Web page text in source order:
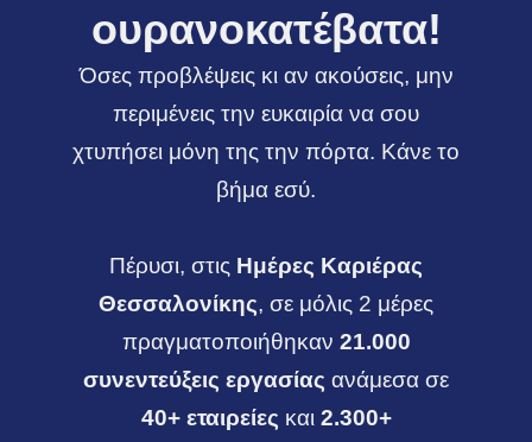
ουρανοκατέβατα!
Όσες προβλέψεις κι αν ακούσεις, μην
περιμένεις την ευκαιρία να σου
χτυπήσει μόνη της την πόρτα. Κάνε το
βήμα εσύ.
Πέρυσι, στις Ημέρες Καριέρας
Θεσσαλονίκης, σε μόλις 2 μέρες
πραγματοποιήθηκαν 21.000
συνεντεύξεις εργασίας ανάμεσα σε
40+ εταιρείες και 2.300+